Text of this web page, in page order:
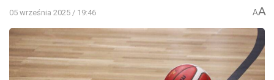
05 września 2025 / 19:46 AA